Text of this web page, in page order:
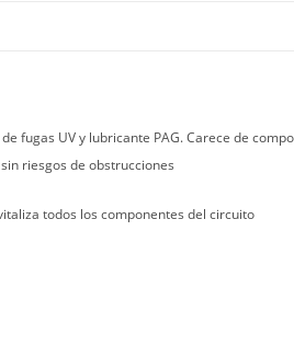
fugas UV y lubricante PAG. Carece de
riesgos de obstrucciones
todos los componentes del circuito